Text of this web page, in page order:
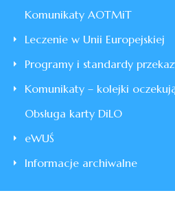
Komunikaty AOTMiT
Leczenie w Unii Europejskiej
Programy i standardy
Komunikaty – kolejki
Obsługa karty DiLO
eWUŚ
Informacje archiwalne